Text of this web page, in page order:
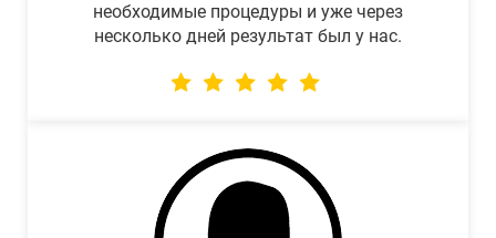
необходимые процедуры и уже через
несколько дней результат был у нас.